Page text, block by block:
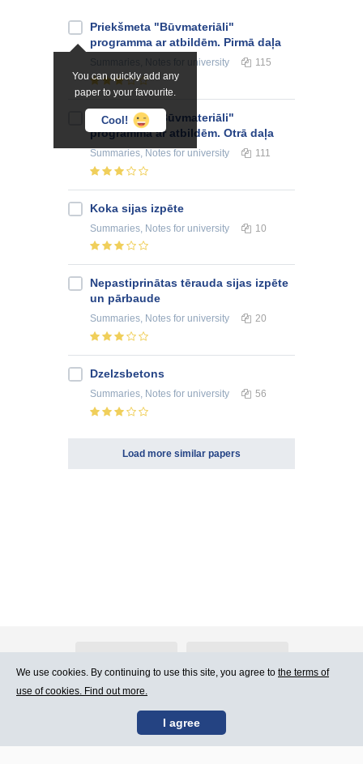
You can quickly add any
paper to your favourite.
Cool!
Priekšmeta "Būvmateriāli"
programma ar atbildēm. Pirmā daļa
for university 115
Priekšmeta "Būvmateriāli"
programma ar atbildēm. Otrā daļa
Summaries, Notes for university 111
Koka sijas izpēte
Summaries, Notes for university 10
Nepastiprinātas tērauda sijas izpēte
un pārbaude
Summaries, Notes for university 20
Dzelzsbetons
Summaries, Notes for university 56
Load more similar papers
Contact Us Terms of Use
We use cookies. By continuing to use this site, you agree to the terms of
use of cookies. Find out more.
I agree